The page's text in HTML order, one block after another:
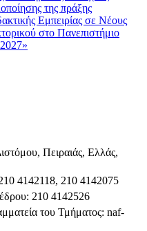
της πράξης
Εμπειρίας σε Νέους
στο Πανεπιστήμιο
Πειραιάς, Ελλάς,
4142118, 210 4142075
210 4142526
του Τμήματος: naf-